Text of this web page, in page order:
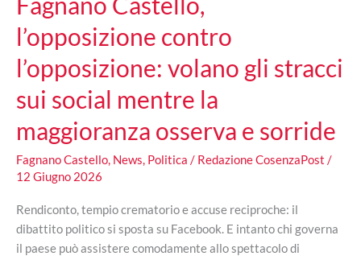
l’opposizione contro
l’opposizione: volano gli stracci
sui social mentre la
maggioranza osserva e sorride
Fagnano Castello News Politica / Redazione CosenzaPost /
12 Giugno 2026
Rendiconto, tempio crematorio e accuse reciproche: il
dibattito politico si sposta su Facebook. E intanto chi governa
il paese può assistere comodamente allo spettacolo di